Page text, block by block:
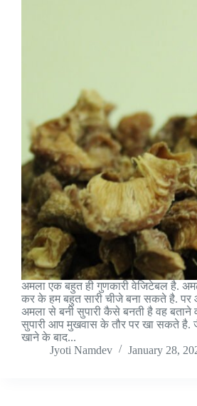
अमला एक बहुत ही गुणकारी वेजिटेबल है.
कर के हम बहुत सारी चीजे बना सकते है.
अमला से बनी सुपारी कैसे बनती है वह बताने
सुपारी आप मुखवास के तौर पर खा सकते है.
खाने के बाद...
Jyoti Namdev
January 28,